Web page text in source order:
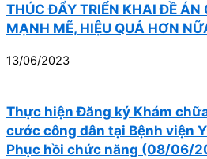
THÚC ĐẨY TRIỂN KHAI ĐỀ ÁN
MẠNH MẼ, HIỆU QUẢ HƠN
13/06/2023
Thực hiện Đăng ký Khám
cước công dân tại Bệnh viện
Phục hồi chức năng (08/06/